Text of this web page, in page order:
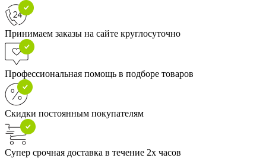
Принимаем заказы на сайте круглосуточно
Профессиональная помощь в подборе товаров
Скидки постоянным покупателям
Супер срочная доставка в течение 2х часов